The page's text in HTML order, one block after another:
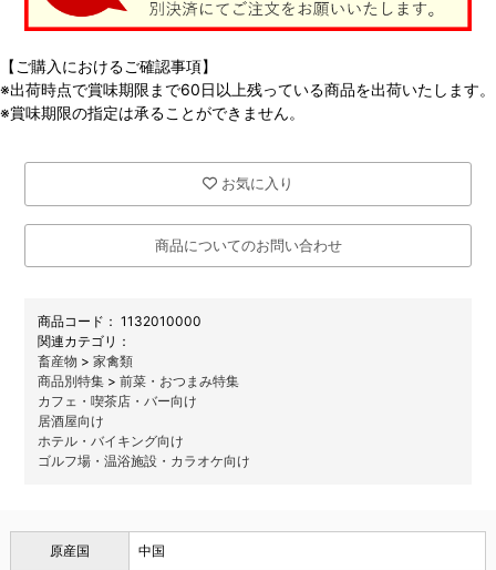
【ご購入におけるご確認事項】
※出荷時点で賞味期限まで60日以上残っている商品を出荷いたします。
※賞味期限の指定は承ることができません。
お気に入り
商品についてのお問い合わせ
商品コード： 1132010000
関連カテゴリ：
畜産物 >家禽類
商品別特集 >前菜・おつまみ特集
カフェ・喫茶店・バー向け
居酒屋向け
ホテル・バイキング向け
ゴルフ場・温浴施設・カラオケ向け
原産国 中国